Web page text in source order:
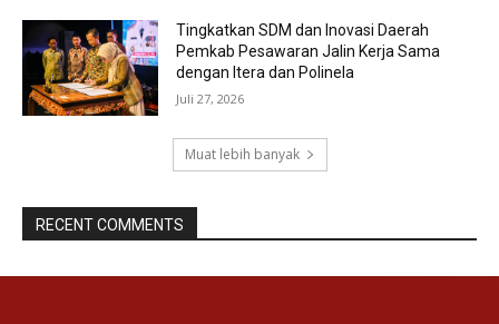
Tingkatkan SDM dan Inovasi Daerah
Pemkab Pesawaran Jalin Kerja Sama
dengan Itera dan Polinela
Juli 27, 2026
Muat lebih banyak
RECENT COMMENTS